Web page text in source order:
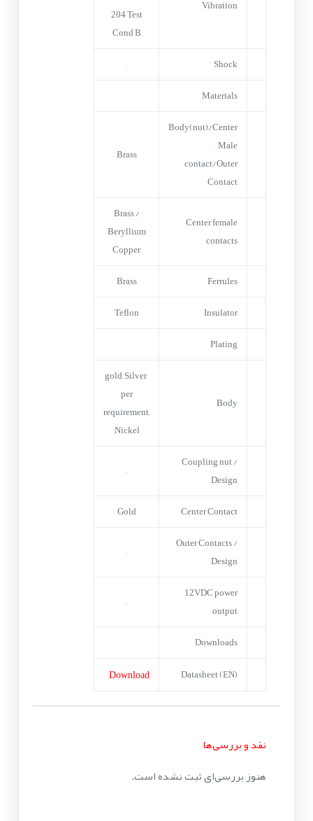
Vibration
204 Test
Cond B
Shock
–
Materials
Body(nut)/Center
Male
contact/Outer
Contact
Brass
Center female
contacts
Brass /
Beryllium
Copper
Ferrules
Brass
Insulator
Teflon
Plating
Body
gold, Silver
per
requirement,
Nickel,
Coupling nut /
Design
–
Center Contact
Gold
Outer Contacts /
Design
–
12VDC power
output
–
Downloads
Datasheet (EN)
Download
نقد و بررسی‌ها
هنوز بررسی‌ای ثبت نشده است.